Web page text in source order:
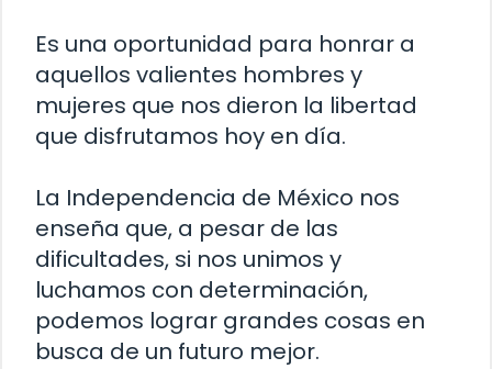
Es una oportunidad para honrar a
aquellos valientes hombres y
mujeres que nos dieron la libertad
que disfrutamos hoy en día.
La Independencia de México nos
enseña que, a pesar de las
dificultades, si nos unimos y
luchamos con determinación,
podemos lograr grandes cosas en
busca de un futuro mejor.